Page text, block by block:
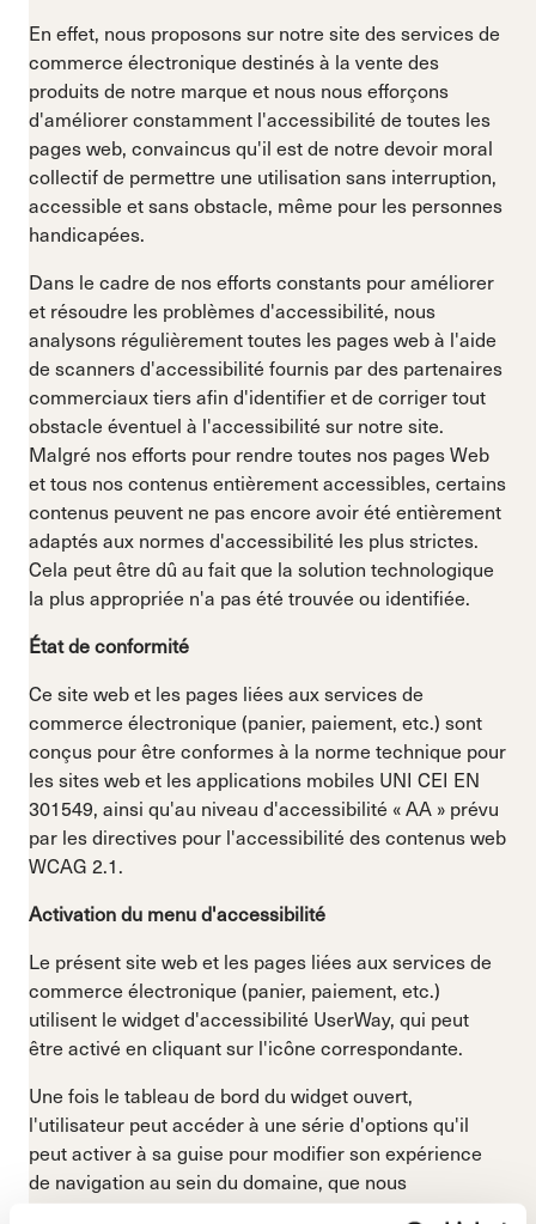
En effet, nous proposons sur notre site des services de
commerce électronique destinés à la vente des
produits de notre marque et nous nous efforçons
d'améliorer constamment l'accessibilité de toutes les
pages web, convaincus qu'il est de notre devoir moral
collectif de permettre une utilisation sans interruption,
accessible et sans obstacle, même pour les personnes
handicapées.
Dans le cadre de nos efforts constants pour améliorer
et résoudre les problèmes d'accessibilité, nous
analysons régulièrement toutes les pages web à l'aide
de scanners d'accessibilité fournis par des partenaires
commerciaux tiers afin d'identifier et de corriger tout
obstacle éventuel à l'accessibilité sur notre site.
Malgré nos efforts pour rendre toutes nos pages Web
et tous nos contenus entièrement accessibles, certains
contenus peuvent ne pas encore avoir été entièrement
adaptés aux normes d'accessibilité les plus strictes.
Cela peut être dû au fait que la solution technologique
la plus appropriée n'a pas été trouvée ou identifiée.
État de conformité
Ce site web et les pages liées aux services de
commerce électronique (panier, paiement, etc.) sont
conçus pour être conformes à la norme technique pour
les sites web et les applications mobiles UNI CEI EN
301549, ainsi qu'au niveau d'accessibilité « AA » prévu
par les directives pour l'accessibilité des contenus web
WCAG 2.1.
Activation du menu d'accessibilité
Le présent site web et les pages liées aux services de
commerce électronique (panier, paiement, etc.)
utilisent le widget d'accessibilité UserWay, qui peut
être activé en cliquant sur l'icône correspondante.
Une fois le tableau de bord du widget ouvert,
l'utilisateur peut accéder à une série d'options qu'il
peut activer à sa guise pour modifier son expérience
de navigation au sein du domaine, que nous
énumérons ci-dessous.